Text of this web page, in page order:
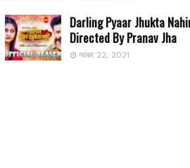
Darling Pyaar Jhukta
Directed By Pranav Jha
नवंबर 22, 2021